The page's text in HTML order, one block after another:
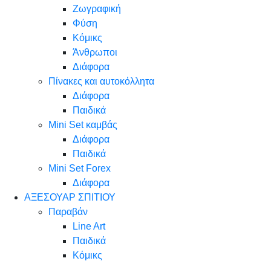
Ζωγραφική
Φύση
Κόμικς
Άνθρωποι
Διάφορα
Πίνακες και αυτοκόλλητα
Διάφορα
Παιδικά
Mini Set καμβάς
Διάφορα
Παιδικά
Mini Set Forex
Διάφορα
ΑΞΕΣΟΥΑΡ ΣΠΙΤΙΟΥ
Παραβάν
Line Art
Παιδικά
Κόμικς